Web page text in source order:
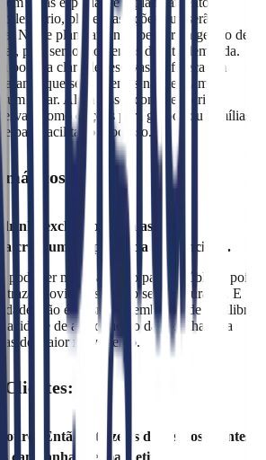
planeje as ações que serão
Nesse planejamento, pensar na gestão de
pois serão momentos de alta demanda.
política clara de reservas e ofereça um
que seus clientes não tenham
um lugar. Além disso, considere criar
como opções para grupos ou famílias
para facilitar o processo.
exclusivos para as datas
a criar uma experiência diferenciada.
pode ser muito atrativo para o público, pois
trazer novidades para o seu restaurante. E
não é mesmo? Lembre-se de equilibrar
de atendimento da cozinha para
de maior movimento.
Clientes:
ouro! Então, utilize os dados dos clientes
campanhas de marketing.